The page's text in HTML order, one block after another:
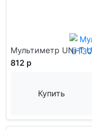
Мультиметр UNi-T
812 р
Купить